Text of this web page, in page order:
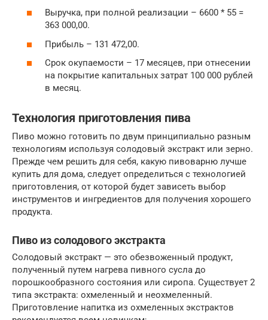
Выручка, при полной реализации – 6600 * 55 =
363 000,00.
Прибыль – 131 472,00.
Срок окупаемости – 17 месяцев, при отнесении
на покрытие капитальных затрат 100 000 рублей
в месяц.
Технология приготовления пива
Пиво можно готовить по двум принципиально разным
технологиям используя солодовый экстракт или зерно.
Прежде чем решить для себя, какую пивоварню лучше
купить для дома, следует определиться с технологией
приготовления, от которой будет зависеть выбор
инструментов и ингредиентов для получения хорошего
продукта.
Пиво из солодового экстракта
Солодовый экстракт — это обезвоженный продукт,
полученный путем нагрева пивного сусла до
порошкообразного состояния или сиропа. Существует 2
типа экстракта: охмеленный и неохмеленный.
Приготовление напитка из охмеленных экстрактов